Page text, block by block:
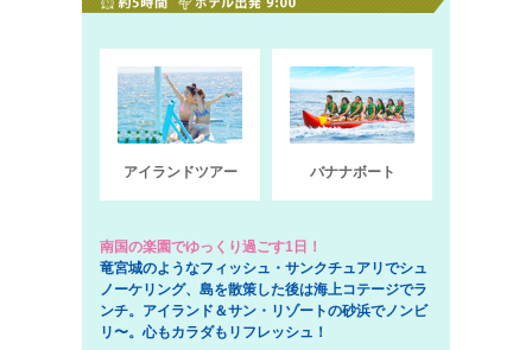
アイランドツアー バナナボート
南国の楽園でゆっくり過ごす1日！
竜宮城のようなフィッシュ・サンクチュアリでシュ
ノーケリング、島を散策した後は海上コテージでラ
ンチ。アイランド＆サン・リゾートの砂浜でノンビ
リ〜。心もカラダもリフレッシュ！